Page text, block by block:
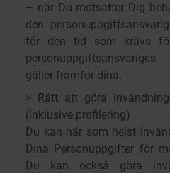
– när Du motsätter Dig
den
för den tid som krävs
gäller framför dina.
> Rätt att göra
(inklusive profilering)
Du kan när som helst
Dina Personuppgifter för
Du kan också göra